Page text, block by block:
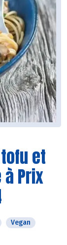
et
Prix
Vegan